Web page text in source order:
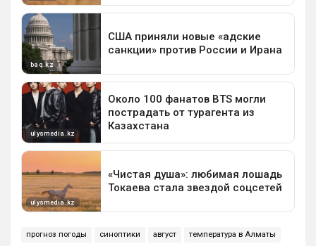
прогноз погоды синоптики август температура в Алматы